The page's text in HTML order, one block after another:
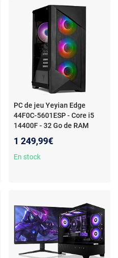
32Go DDR5 • 2To SSD M.2 •
Windows 11
PC de jeu Yeyian Edge
44F0C-5601ESP - Core i5
14400F - 32 Go de RAM
1 249,99€
En stock